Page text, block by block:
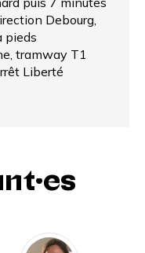
Debourg,
pieds
tramway T1
Liberté